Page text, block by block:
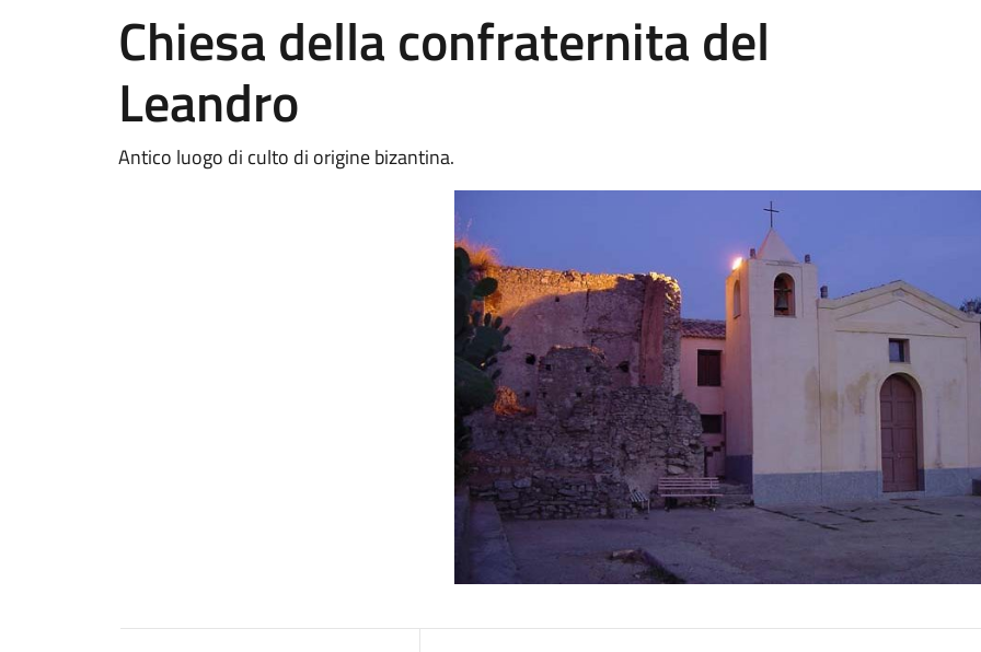
Chiesa della confraternita del
Leandro
Antico luogo di culto di origine bizantina.